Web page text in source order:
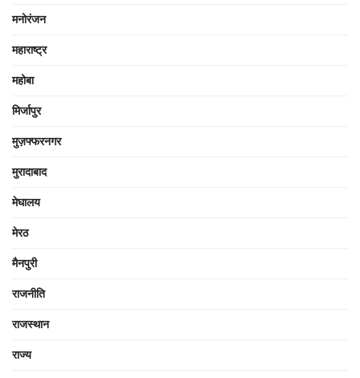
मनोरंजन
महाराष्ट्र
महोबा
मिर्जापुर
मुज़फ्फरनगर
मुरादाबाद
मेघालय
मेरठ
मैनपुरी
राजनीति
राजस्थान
राज्य